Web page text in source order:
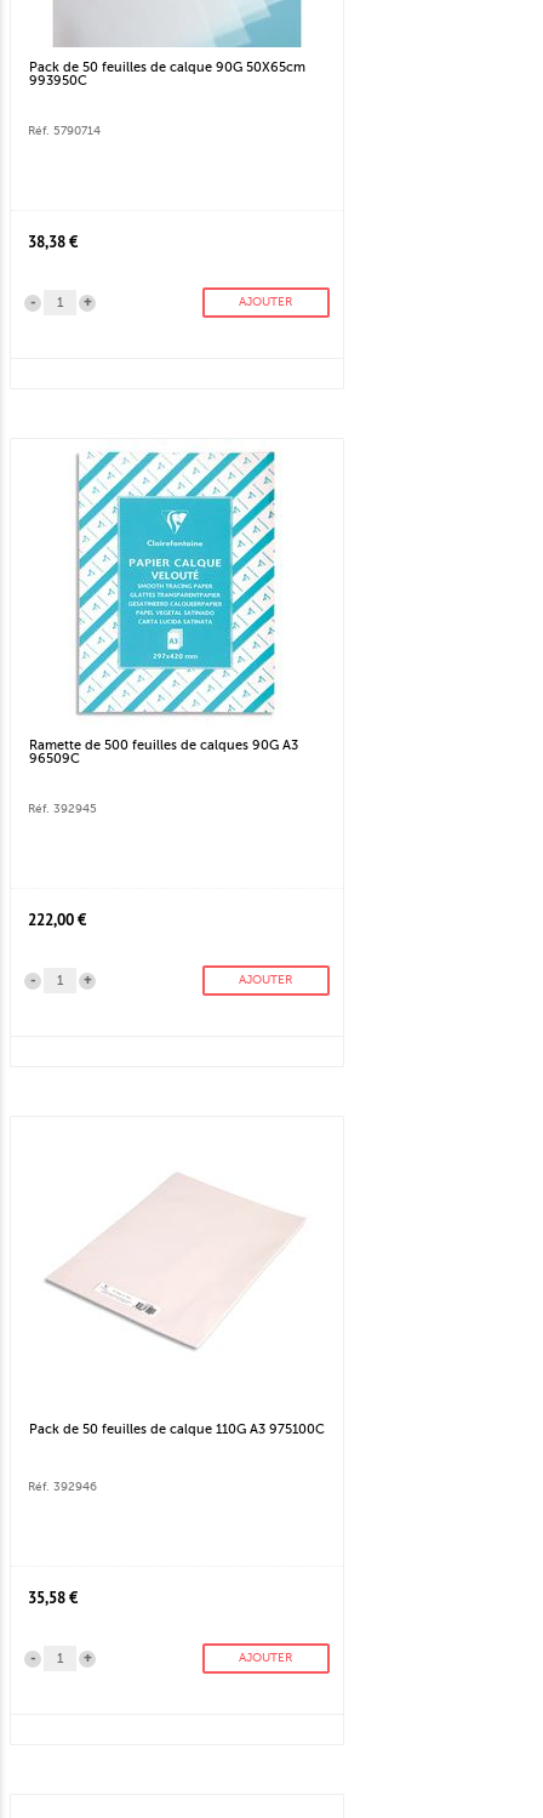
Pack de 50 feuilles de calque 90G 50X65cm
993950C
Réf. 5790714
38,38 €
+
- AJOUTER
Ramette de 500 feuilles de calques 90G A3
96509C
Réf. 392945
222,00 €
+
- AJOUTER
Pack de 50 feuilles de calque 110G A3 975100C
Réf. 392946
35,58 €
+
- AJOUTER